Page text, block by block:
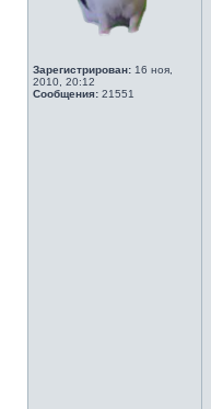
Зарегистрирован: 16 ноя,
2010, 20:12
Сообщения: 21551